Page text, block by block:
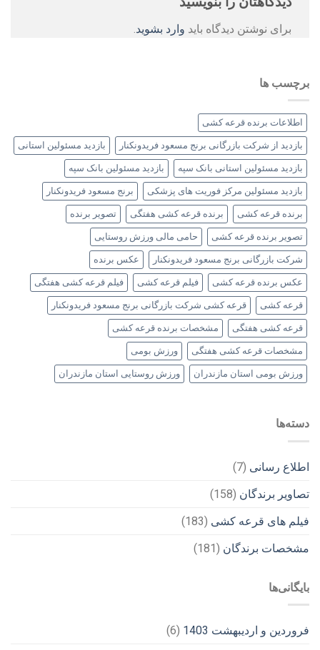
برای نوشتن دیدگاه باید وارد بشوید
برچسب ها
اطلاعات برنده قرعه کشی
بازدید از شرکت بازرگانی برنج مسعود فریدونکنار بازدید مسئولین استانی
بازدید مسئولین استانی بانک سپه بازدید مسئولین بانک سپه
بازدید مسئولین مرکز فوریت های پزشکی برنج مسعود فریدونکنار
برنده قرعه کشی برنده قرعه کشی هفتگی تصویر برنده
تصویر برنده قرعه کشی حامی مالی ورزش روستایی
شرکت بازرگانی برنج مسعود فریدونکنار عکس برنده
عکس برنده قرعه کشی فیلم قرعه کشی فیلم قرعه کشی هفتگی
قرعه کشی قرعه کشی شرکت بازرگانی برنج مسعود فریدونکنار
قرعه کشی هفتگی مشخصات برنده قرعه کشی
مشخصات قرعه کشی هفتگی ورزش بومی
ورزش بومی استان مازندران ورزش روستایی استان مازندران
دسته‌ها
اطلاع رسانی (7)
تصاویر برندگان (158)
فیلم های قرعه کشی (183)
مشخصات برندگان (181)
بایگانی‌ها
فروردین و اردیبهشت 1403
(6)